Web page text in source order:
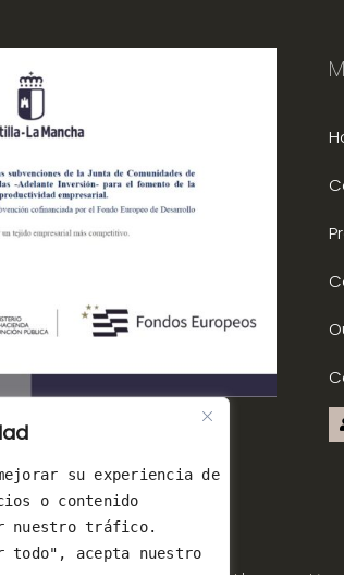
su experiencia de
o contenido
nuestro tráfico.
todo", acepta nuestro